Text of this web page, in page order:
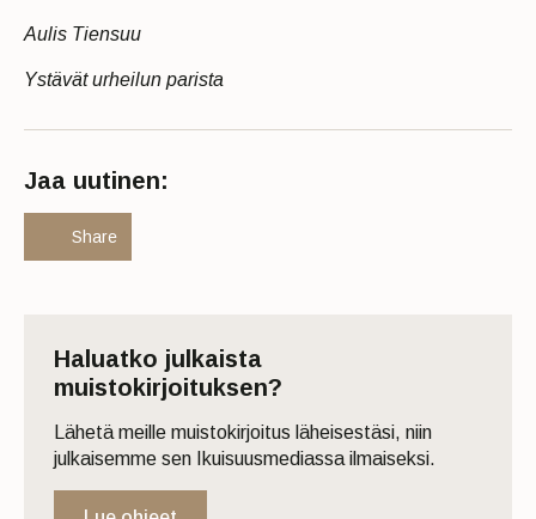
Aulis Tiensuu
Ystävät urheilun parista
Jaa uutinen:
Share
Haluatko julkaista
muistokirjoituksen?
Lähetä meille muistokirjoitus läheisestäsi, niin
julkaisemme sen Ikuisuusmediassa ilmaiseksi.